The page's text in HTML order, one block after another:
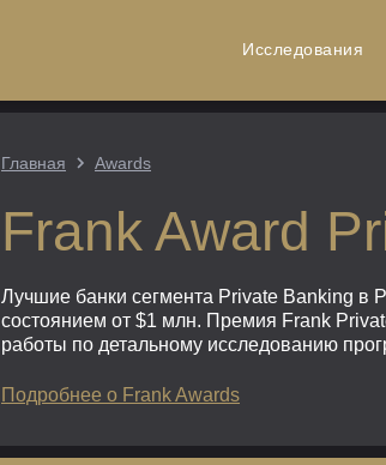
Исследования
Главная Awards
Frank Award
Лучшие банки сегмента Private Banking в
состоянием от $1 млн. Премия Frank
работы по детальному исследованию
Подробнее о Frank Awards